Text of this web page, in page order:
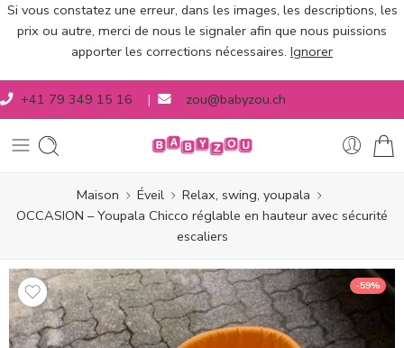
Si vous constatez une erreur, dans les images, les descriptions, les
prix ou autre, merci de nous le signaler afin que nous puissions
apporter les corrections nécessaires. Ignorer
+41 79 349 15 16 | zou@babyzou.ch
Maison Éveil
Relax, swing, youpala
OCCASION – Youpala Chicco réglable en hauteur avec sécurité
escaliers
-59%